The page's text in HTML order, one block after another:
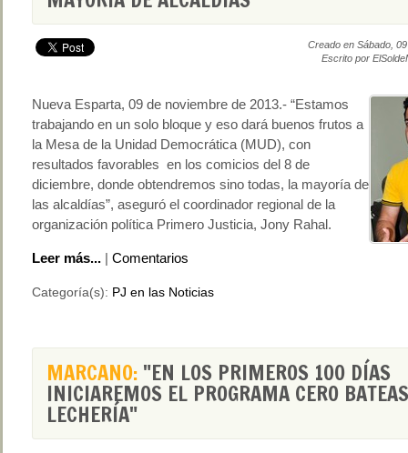
Creado en Sábado,
Escrito por
Nueva Esparta, 09 de noviembre de 2013.- “Estamos
trabajando en un solo bloque y eso dará buenos frutos a
la Mesa de la Unidad Democrática (MUD), con
resultados favorables en los comicios del 8 de
diciembre, donde obtendremos sino todas, la mayoría de
las alcaldías”, aseguró el coordinador regional de la
organización política Primero Justicia, Jony Rahal.
Leer más... | Comentarios
Categoría(s): PJ en las Noticias
MARCANO: "EN LOS PRIMEROS 100 DÍAS
INICIAREMOS EL PROGRAMA CERO
LECHERÍA"